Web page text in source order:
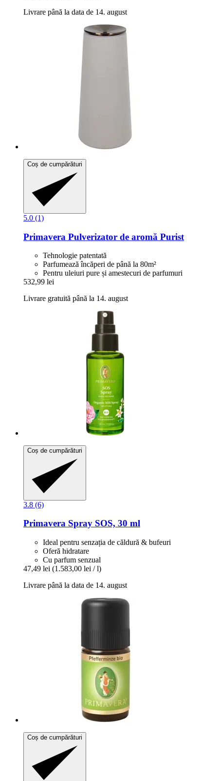
Livrare până la data de 14. august
Coș de cumpărături
5.0 (1)
Primavera Pulverizator de aromă Purist
Tehnologie patentată
Parfumează încăperi de până la 80m²
Pentru uleiuri pure și amestecuri de parfumuri
532,99 lei
Livrare gratuită până la 14. august
Coș de cumpărături
3.8 (6)
Primavera Spray SOS, 30 ml
Ideal pentru senzația de căldură & bufeuri
Oferă hidratare
Cu parfum senzual
47,49 lei (1.583,00 lei / l)
Livrare până la data de 14. august
Coș de cumpărături